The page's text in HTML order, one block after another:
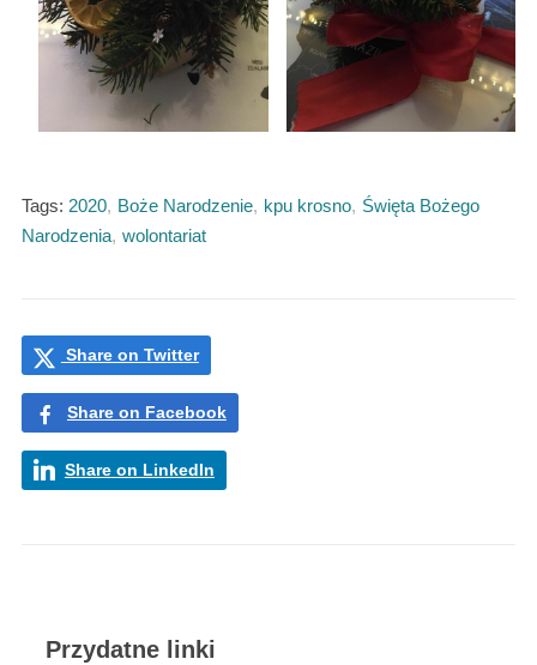
Tags: 2020, Boże Narodzenie, kpu krosno, Święta Bożego
Narodzenia, wolontariat
Share on Twitter
Share on Facebook
Share on LinkedIn
Przydatne linki